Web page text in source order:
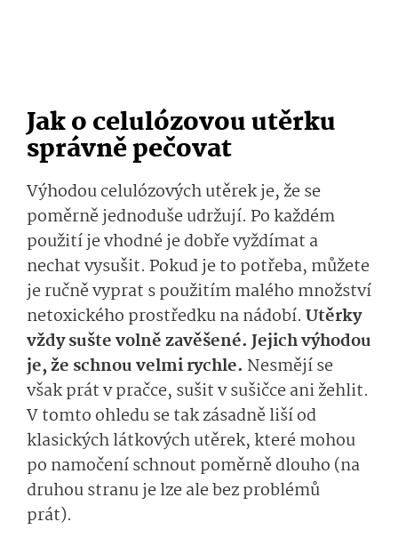
Jak o celulózovou utěrku
správně pečovat
Výhodou celulózových utěrek je, že se
poměrně jednoduše udržují. Po každém
použití je vhodné je dobře vyždímat a
nechat vysušit. Pokud je to potřeba, můžete
je ručně vyprat s použitím malého množství
netoxického prostředku na nádobí. Utěrky
vždy sušte volně zavěšené. Jejich výhodou
je, že schnou velmi rychle. Nesmějí se
však prát v pračce, sušit v sušičce ani žehlit.
V tomto ohledu se tak zásadně liší od
klasických látkových utěrek, které mohou
po namočení schnout poměrně dlouho (na
druhou stranu je lze ale bez problémů
prát).